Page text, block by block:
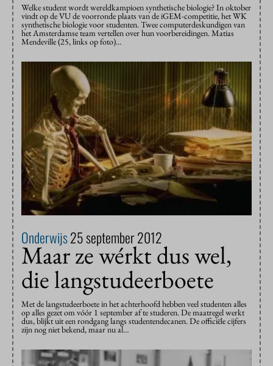
Welke student wordt wereldkampioen synthetische biologie? In oktober
vindt op de VU de voorronde plaats van de iGEM-competitie, het WK
synthetische biologie voor studenten. Twee computerdeskundigen van
het Amsterdamse team vertellen over hun voorbereidingen. Matias
Mendeville (25, links op foto)…
Onderwijs25 september 2012
Maar ze wérkt dus wel,
die langstudeerboete
Met de langstudeerboete in het achterhoofd hebben veel studenten alles
op alles gezet om vóór 1 september af te studeren. De maatregel werkt
dus, blijkt uit een rondgang langs studentendecanen. De officiële cijfers
zijn nog niet bekend, maar nu al…